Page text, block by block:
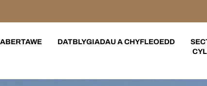
DATBLYGIADAU A CHYFLEOEDD